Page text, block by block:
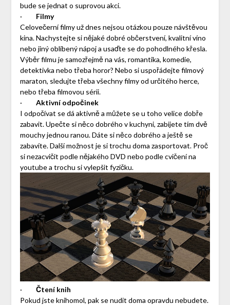
bude se jednat o suprovou akci.
· Filmy
Celovečerní filmy už dnes nejsou otázkou pouze návštěvou
kina. Nachystejte si nějaké dobré občerstvení, kvalitní víno
nebo jiný oblíbený nápoj a usaďte se do pohodlného křesla.
Výběr filmu je samozřejmě na vás, romantika, komedie,
detektivka nebo třeba horor? Nebo si uspořádejte filmový
maraton, sledujte třeba všechny filmy od určitého herce,
nebo třeba filmovou sérii.
· Aktivní odpočinek
I odpočívat se dá aktivně a můžete se u toho velice dobře
zabavit. Upečte si něco dobrého v kuchyni, zabijete tím dvě
mouchy jednou ranou. Dáte si něco dobrého a ještě se
zabavíte. Další možnost je si trochu doma zasportovat. Proč
si nezacvičit podle nějakého DVD nebo podle cvičení na
youtube a trochu si vylepšit fyzičku.
· Čtení knih
Pokud jste knihomol, pak se nudit doma opravdu nebudete.